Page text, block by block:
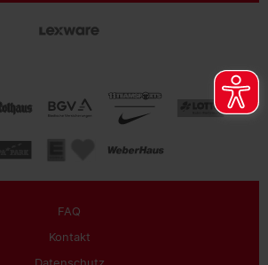
FAQ
Kontakt
Datenschutz